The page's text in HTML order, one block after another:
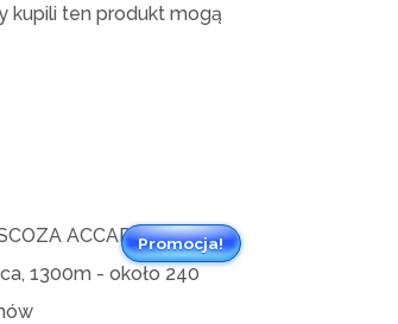
kupili ten produkt mogą
Promocja!